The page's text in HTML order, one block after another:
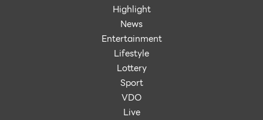
Highlight
News
Entertainment
Lifestyle
Lottery
Sport
VDO
Live